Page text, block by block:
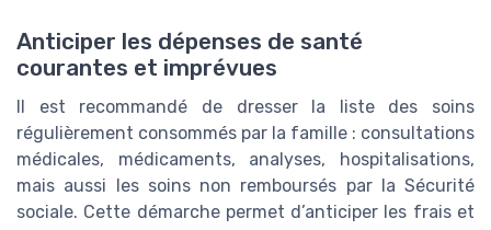
Anticiper les dépenses de santé
courantes et imprévues
Il est recommandé de dresser la liste des soins
régulièrement consommés par la famille : consultations
médicales, médicaments, analyses, hospitalisations,
mais aussi les soins non remboursés par la Sécurité
sociale. Cette démarche permet d’anticiper les frais et